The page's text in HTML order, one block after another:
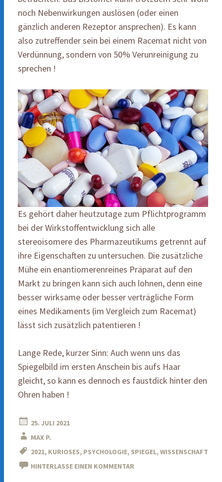
noch Nebenwirkungen auslösen (oder einen
gänzlich anderen Rezeptor ansprechen). Es kann
also zutreffender sein bei einem Racemat nicht von
Verdünnung, sondern von 50% Verunreinigung zu
sprechen !
Es gehört daher heutzutage zum Pflichtprogramm
bei der Wirkstoffentwicklung sich alle
stereoisomere des Pharmazeutikums getrennt auf
ihre Eigenschaften zu untersuchen. Die zusätzliche
Mühe ein enantiomerenreines Präparat auf den
Markt zu bringen kann sich auch lohnen, denn eine
besser wirksame oder besser verträgliche Form
eines Medikaments (im Vergleich zum Racemat)
lässt sich zusätzlich patentieren !
Lange Rede, kurzer Sinn: Auch wenn uns das
Spiegelbild im ersten Anschein bis aufs Haar
gleicht, so kann es dennoch es faustdick hinter den
Ohren haben !
25. JULI 2021
MAX P.
2021, KURIOSES, PSYCHOLOGIE, SPIEGEL,WISSENSCHAFT
HINTERLASSE EINEN KOMMENTAR